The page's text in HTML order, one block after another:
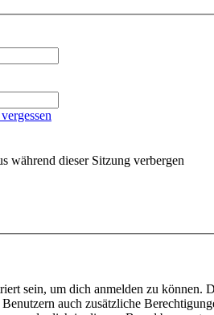
während dieser Sitzung verbergen
sein, um dich anmelden zu
auch zusätzliche